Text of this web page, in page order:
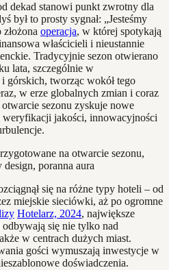
dekad stanowi punkt zwrotny dla
był to prosty sygnał: „Jesteśmy
operacja, w której spotykają
właścicieli i nieustannie
Tradycyjnie sezon otwierano
lata, szczególnie w
górskich, tworząc wokół tego
w erze globalnych zmian i coraz
sezonu zyskuje nowe
weryfikacji jakości, innowacyjności
się na różne typy hoteli – od
miejskie sieciówki, aż po ogromne
Hotelarz, 2024, największe
się nie tylko nad
w centrach dużych miast.
gości wymuszają inwestycje w
doświadczenia.